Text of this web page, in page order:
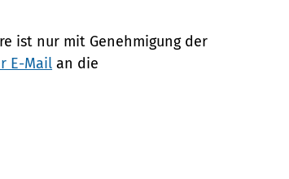
ist nur mit Genehmigung der
E-Mail an die